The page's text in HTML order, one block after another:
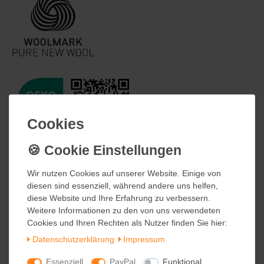
Cookies
Wir nutzen Cookies auf unserer Website. Einige von
diesen sind essenziell, während andere uns helfen,
diese Website und Ihre Erfahrung zu verbessern.
Weitere Informationen zu den von uns verwendeten
Cookies und Ihren Rechten als Nutzer finden Sie hier:
Daten­schutz­erklärung
Impressum
Essenziell PayPal Funktional
Cookies
Wir nutzen Cookies auf unserer Website. Einige von
diesen sind essenziell, während andere uns helfen,
diese Website und Ihre Erfahrung zu verbessern.
Weitere Informationen zu den von uns verwendeten
Cookies und Ihren Rechten als Nutzer finden Sie hier:
Daten­schutz­erklärung
Impressum
Essenziell PayPal Funktional